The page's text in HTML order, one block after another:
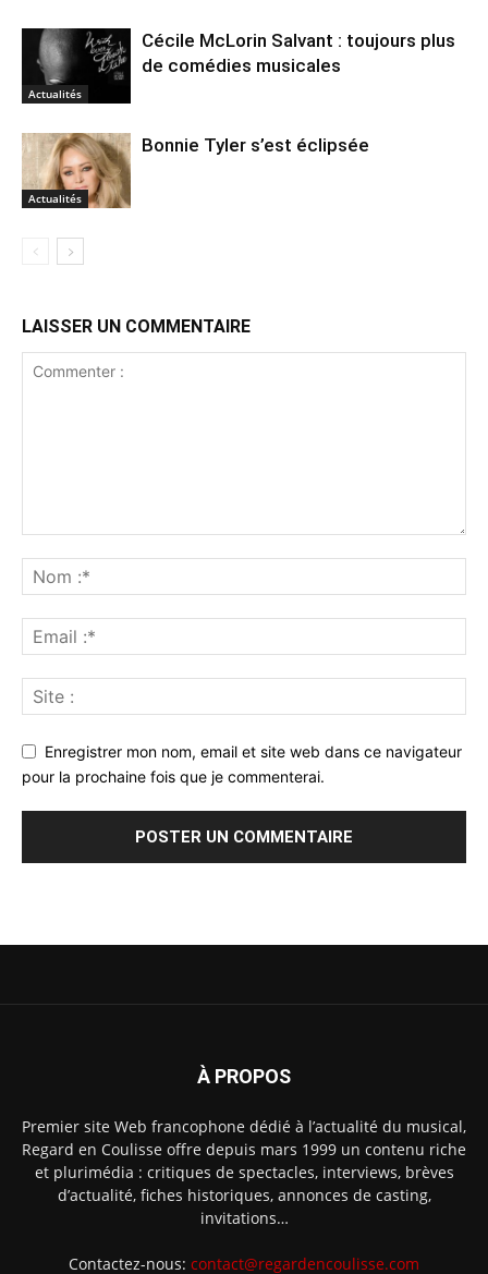
Actualités
Cécile McLorin Salvant : toujours plus
de comédies musicales
Actualités
Bonnie Tyler s’est éclipsée
LAISSER UN COMMENTAIRE
Enregistrer mon nom, email et site web dans ce navigateur
pour la prochaine fois que je commenterai.
À PROPOS
Premier site Web francophone dédié à l’actualité du musical,
Regard en Coulisse offre depuis mars 1999 un contenu riche
et plurimédia : critiques de spectacles, interviews, brèves
d’actualité, fiches historiques, annonces de casting,
invitations…
Contactez-nous: contact@regardencoulisse.com